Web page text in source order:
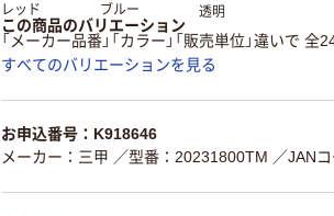
レッド ブルー 透明
この商品のバリエーション
「メーカー品番」「カラー」「販売単位」違いで 全
すべてのバリエーションを見る
お申込番号：K918646
メーカー：三甲 ／型番：20231800TM ／JAN